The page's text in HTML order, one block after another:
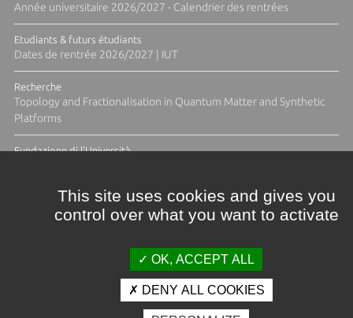
Année universitaire 2026/2027 - Calendrier des rentrées
Etudiants & futurs étudiants
Dates de rentrée 2026/2027 | IUT
Recherche
Topology and Fractionalisation in Quantum Matter and Synthetic
Platforms
Fundazione di l'Università
Crédits et mentions légales
This site uses cookies and gives you
control over what you want to activate
OK, ACCEPT ALL
DENY ALL COOKIES